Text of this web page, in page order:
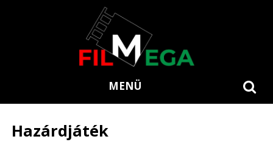
MENÜ
Hazárdjáték